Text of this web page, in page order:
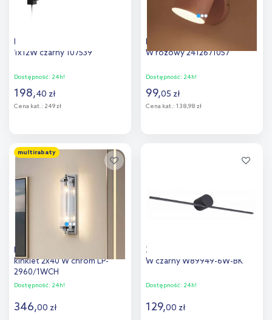
Markslöjd Torino kinkiet
1x12W czarny 107539
Dostępność: 24h!
198,40 zł
Cena kat.: 249 zł
Dodaj do
porównania
Nordlux Gaston kinkiet 1x15
W różowy 2412671057
Dostępność: 24h!
99,05 zł
Cena kat.: 138,98 zł
multirabaty
Light Prestige Lorenzo
kinkiet 2x40 W chrom LP-
2960/1WCH
Dostępność: 24h!
346,00 zł
Zuma Line Camara kinkiet 1x6
W czarny W89949-6W-BK
Dostępność: 24h!
129,00 zł